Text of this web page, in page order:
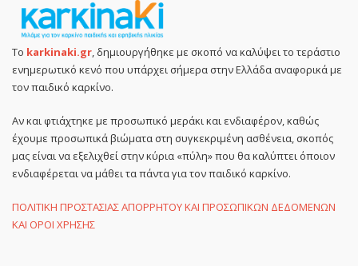
Το karkinaki.gr, δημιουργήθηκε με σκοπό να καλύψει το τεράστιο
ενημερωτικό κενό που υπάρχει σήμερα στην Ελλάδα αναφορικά με
τον παιδικό καρκίνο.
Αν και φτιάχτηκε με προσωπικό μεράκι και ενδιαφέρον, καθώς
έχουμε προσωπικά βιώματα στη συγκεκριμένη ασθένεια, σκοπός
μας είναι να εξελιχθεί στην κύρια «πύλη» που θα καλύπτει όποιον
ενδιαφέρεται να μάθει τα πάντα για τον παιδικό καρκίνο.
ΠΟΛΙΤΙΚΗ ΠΡΟΣΤΑΣΙΑΣ ΑΠΟΡΡΗΤΟΥ ΚΑΙ ΠΡΟΣΩΠΙΚΩΝ ΔΕΔΟΜΕΝΩΝ
ΚΑΙ ΟΡΟΙ ΧΡΗΣΗΣ